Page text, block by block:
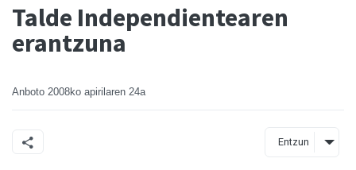
Talde Independientearen
erantzuna
Anboto 2008ko apirilaren 24a
Entzun